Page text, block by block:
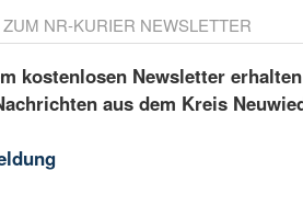
NR-KURIER NEWSLETTER
kostenlosen Newsletter
aus dem Kreis